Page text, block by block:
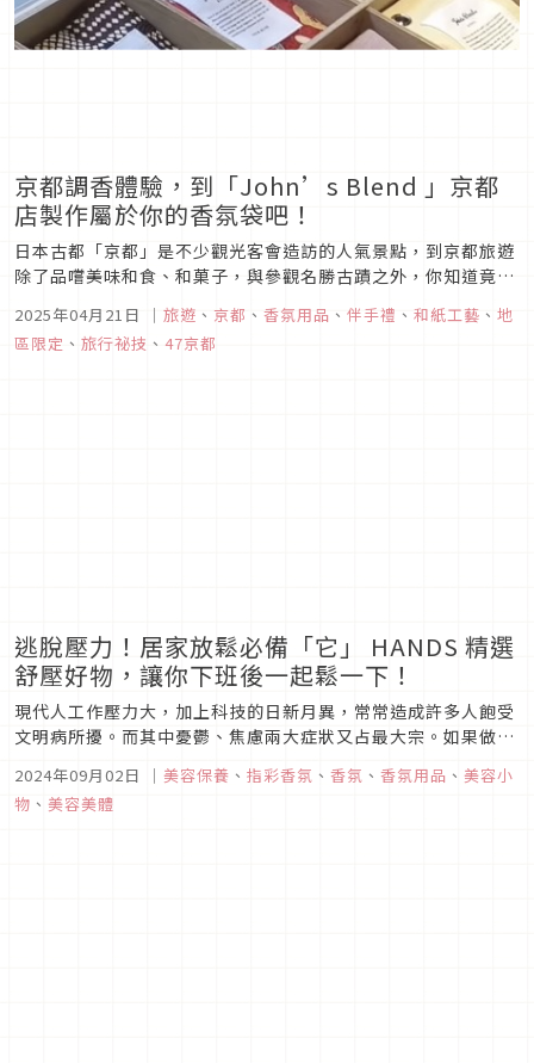
京都調香體驗，到「John’s Blend 」京都
店製作屬於你的香氛袋吧！
日本古都「京都」是不少觀光客會造訪的人氣景點，到京都旅遊
除了品嚐美味和食、和菓子，與參觀名勝古蹟之外，你知道竟還
「John's Blend」在京都所開設的實體店鋪， 這裡不但有提供
香氛袋製作體驗，還有許多京都店限定的香氛產品等你帶回去做
2025年04月21日 ｜ 旅遊 、 京都 、 香氛用品 、 伴手禮 、 和紙工藝 、 地
區限定 、 旅行祕技 、 47京都
逃脫壓力！居家放鬆必備「它」 HANDS 精選
舒壓好物，讓你下班後一起鬆一下！
現代人工作壓力大，加上科技的日新月異，常常造成許多人飽受
文明病所擾。而其中憂鬱、焦慮兩大症狀又占最大宗。如果做不
暫時逃脫壓力之苦。HANDS貼心挑選幾款居家放鬆好物，讓你
在家絕對能夠好好舒壓一下！
2024年09月02日 ｜ 美容保養 、 指彩香氛 、 香氛 、 香氛用品 、 美容小
物 、 美容美體